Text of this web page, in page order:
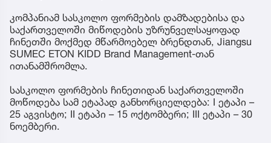
კომპანიამ სასკოლო ფორმების დამზადებისა და
საქართველოში მიწოდების უზრუნველსაყოფად
ჩინეთში მოქმედ მწარმოებელ ბრენდთან, Jiangsu
SUMEC ETON KIDD Brand Management-თან
ითანამშრომლა.
სასკოლო ფორმების ჩინეთიდან საქართველოში
მოწოდება სამ ეტაპად განხორციელდება: I ეტაპი –
25 აგვისტო; II ეტაპი – 15 ოქტომბერი; III ეტაპი – 30
ნოემბერი.